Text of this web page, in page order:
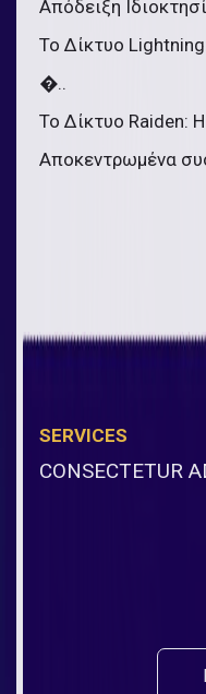
Απόδειξη
Το Δίκτυο
�..
Το Δίκτυο Raiden:
Αποκεντρωμένα
SERVICES
CONSECTETUR